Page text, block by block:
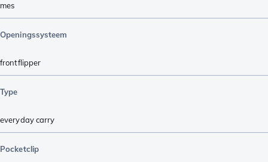
mes
Openingssysteem
frontflipper
Type
everyday carry
Pocketclip